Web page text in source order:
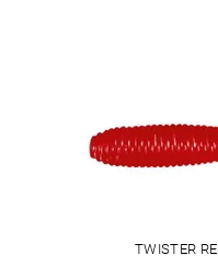
TWISTER